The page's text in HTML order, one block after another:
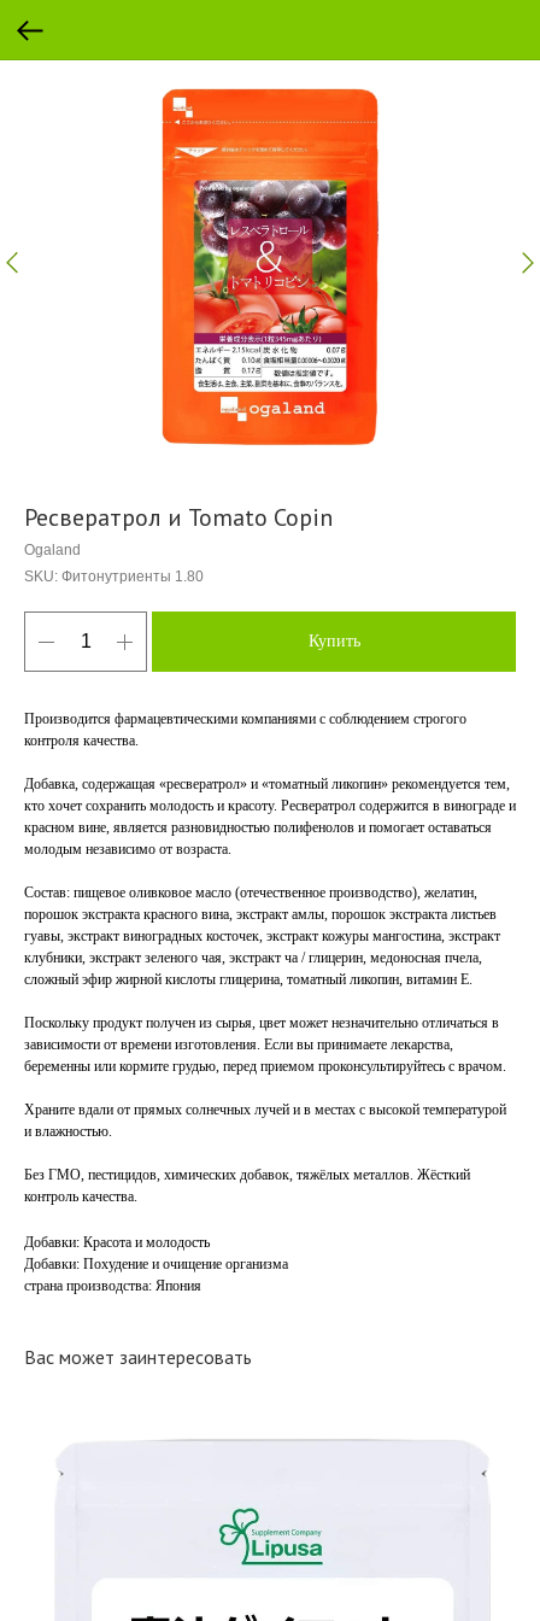
Ресвератрол и Tomato Copin
Ogaland
SKU: Фитонутриенты 1.80
Купить
Производится фармацевтическими компаниями с соблюдением строгого
контроля качества.
Добавка, содержащая «ресвератрол» и «томатный ликопин» рекомендуется тем,
кто хочет сохранить молодость и красоту. Ресвератрол содержится в винограде и
красном вине, является разновидностью полифенолов и помогает оставаться
молодым независимо от возраста.
Состав: пищевое оливковое масло (отечественное производство), желатин,
порошок экстракта красного вина, экстракт амлы, порошок экстракта листьев
гуавы, экстракт виноградных косточек, экстракт кожуры мангостина, экстракт
клубники, экстракт зеленого чая, экстракт ча / глицерин, медоносная пчела,
сложный эфир жирной кислоты глицерина, томатный ликопин, витамин Е.
Поскольку продукт получен из сырья, цвет может незначительно отличаться в
зависимости от времени изготовления. Если вы принимаете лекарства,
беременны или кормите грудью, перед приемом проконсультируйтесь с врачом.
Храните вдали от прямых солнечных лучей и в местах с высокой температурой
и влажностью.
Без ГМО, пестицидов, химических добавок, тяжёлых металлов. Жёсткий
контроль качества.
Добавки: Красота и молодость
Добавки: Похудение и очищение организма
страна производства: Япония
Вас может заинтересовать